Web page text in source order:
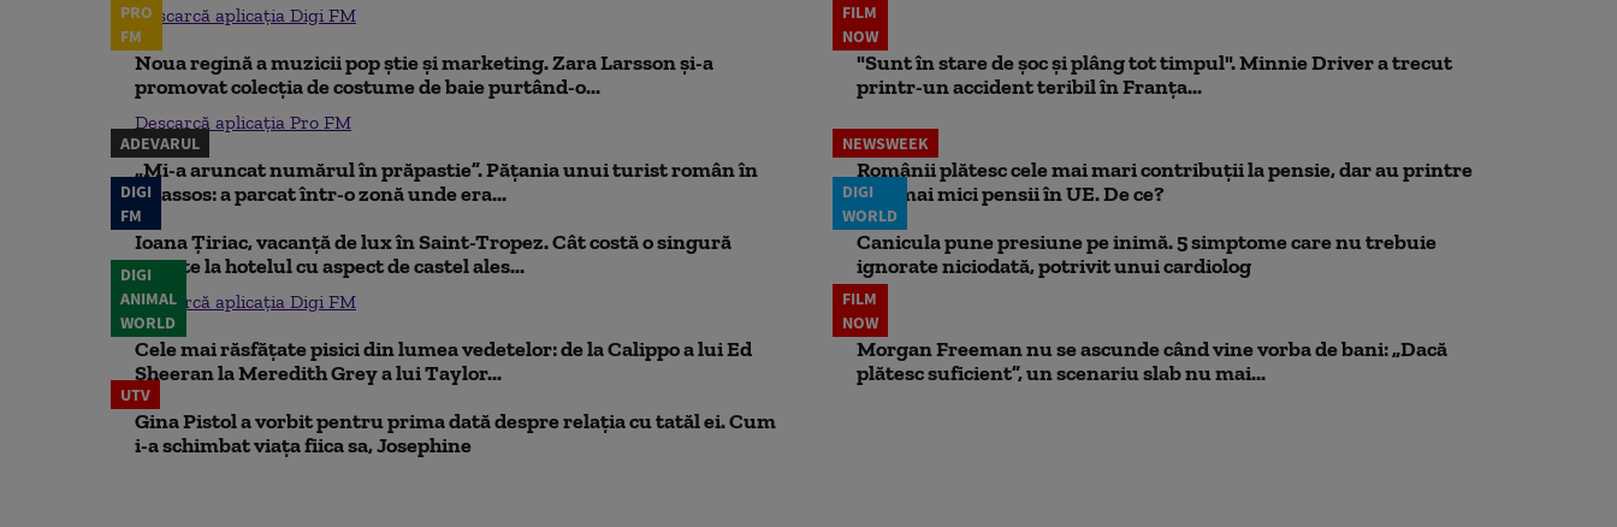
Descarcă aplicația Digi FM
PRO
FM
Noua regină a muzicii pop știe și marketing. Zara Larsson și-a
promovat colecția de costume de baie purtând-o...
Descarcă aplicația Pro FM
FILM
NOW
"Sunt în stare de șoc și plâng tot timpul". Minnie Driver a trecut
printr-un accident teribil în Franța...
ADEVARUL
„Mi-a aruncat numărul în prăpastie”. Pățania unui turist român în
Thassos: a parcat într-o zonă unde era...
NEWSWEEK
Românii plătesc cele mai mari contribuții la pensie, dar au printre
cele mai mici pensii în UE. De ce?
DIGI
FM
Ioana Țiriac, vacanță de lux în Saint-Tropez. Cât costă o singură
noapte la hotelul cu aspect de castel ales...
Descarcă aplicația Digi FM
DIGI
WORLD
Canicula pune presiune pe inimă. 5 simptome care nu trebuie
ignorate niciodată, potrivit unui cardiolog
DIGI
ANIMAL
WORLD
Cele mai răsfățate pisici din lumea vedetelor: de la Calippo a lui Ed
Sheeran la Meredith Grey a lui Taylor...
FILM
NOW
Morgan Freeman nu se ascunde când vine vorba de bani: „Dacă
plătesc suficient”, un scenariu slab nu mai...
UTV
Gina Pistol a vorbit pentru prima dată despre relația cu tatăl ei. Cum
i-a schimbat viața fiica sa, Josephine